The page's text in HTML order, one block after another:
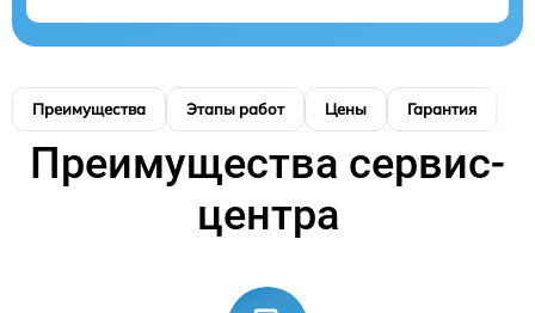
Преимущества Этапы работ Цены Гарантия
Преимущества сервис-
центра